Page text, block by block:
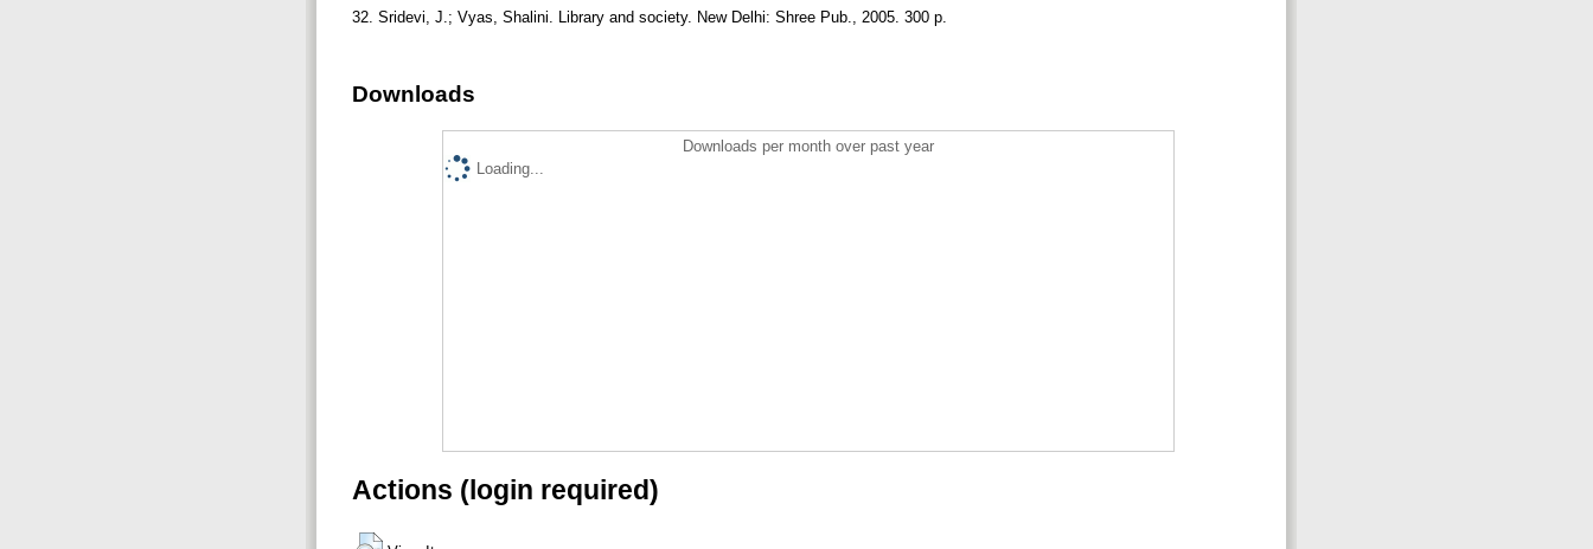
32. Sridevi, J.; Vyas, Shalini. Library and society. New Delhi: Shree Pub., 2005. 300 p.
Downloads
Downloads per month over past year
Loading...
Actions (login required)